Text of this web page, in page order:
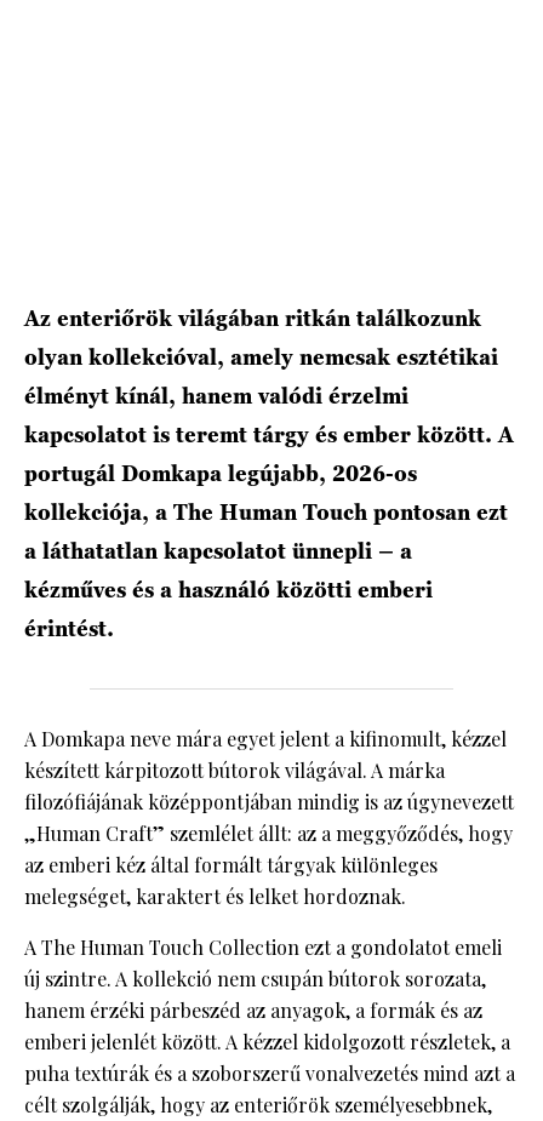
Az enteriőrök világában ritkán találkozunk
olyan kollekcióval, amely nemcsak esztétikai
élményt kínál, hanem valódi érzelmi
kapcsolatot is teremt tárgy és ember között. A
portugál Domkapa legújabb, 2026-os
kollekciója, a The Human Touch pontosan ezt
a láthatatlan kapcsolatot ünnepli – a
kézműves és a használó közötti emberi
érintést.
A Domkapa neve mára egyet jelent a kifinomult, kézzel
készített kárpitozott bútorok világával. A márka
filozófiájának középpontjában mindig is az úgynevezett
„Human Craft” szemlélet állt: az a meggyőződés, hogy
az emberi kéz által formált tárgyak különleges
melegséget, karaktert és lelket hordoznak.
A The Human Touch Collection ezt a gondolatot emeli
új szintre. A kollekció nem csupán bútorok sorozata,
hanem érzéki párbeszéd az anyagok, a formák és az
emberi jelenlét között. A kézzel kidolgozott részletek, a
puha textúrák és a szoborszerű vonalvezetés mind azt a
célt szolgálják, hogy az enteriőrök személyesebbnek,